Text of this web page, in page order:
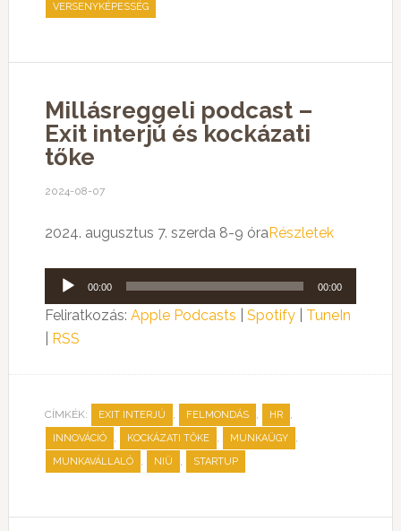
VERSENYKÉPESSÉG
Millásreggeli podcast –
Exit interjú és kockázati
tőke
2024-08-07
2024. augusztus 7. szerda 8-9 óraRészletek
Audió
lejátszó
00:00 00:00
Feliratkozás: Apple Podcasts Spotify| TuneIn
RSS
CÍMKÉK: EXIT INTERJÚ , FELMONDÁS , HR ,
INNOVÁCIÓ , KOCKÁZATI TŐKE , MUNKAÜGY ,
MUNKAVÁLLALÓ , NIÜ , STARTUP